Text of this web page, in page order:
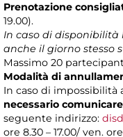
Prenotazione
19.00).
In caso di disponibilità
anche il giorno stesso
Massimo 20
Modalità di
In caso di impossibilità
necessario
seguente indirizzo:
ore 8.30 – 17.00/ ven.